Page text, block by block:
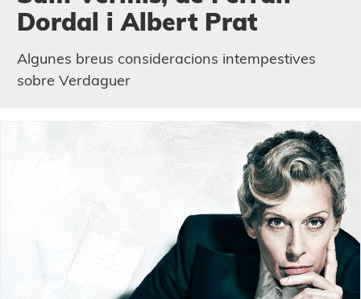
Dordal i Albert Prat
Algunes breus consideracions intempestives
sobre Verdaguer